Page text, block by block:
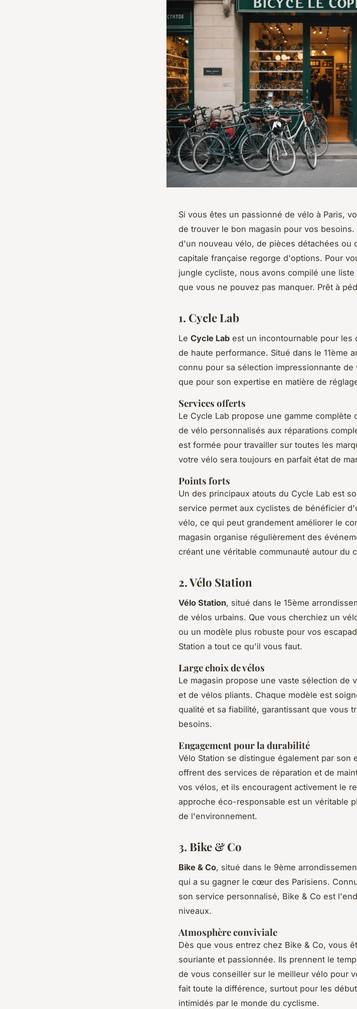
Si vous êtes un passionné de vélo à Paris,
de trouver le bon magasin pour vos
d'un nouveau vélo, de pièces détachées ou
capitale française regorge d'options. Pour
jungle cycliste, nous avons compilé une liste
que vous ne pouvez pas manquer. Prêt à
1. Cycle Lab
Le Cycle Lab est un incontournable pour les
de haute performance. Situé dans le 11ème
connu pour sa sélection impressionnante
que pour son expertise en matière de
Services offerts
Le Cycle Lab propose une gamme
de vélo personnalisés aux réparations
est formée pour travailler sur toutes les
votre vélo sera toujours en parfait état de
Points forts
Un des principaux atouts du Cycle Lab est
service permet aux cyclistes de bénéficier
vélo, ce qui peut grandement améliorer le
magasin organise régulièrement des
créant une véritable communauté autour du
2. Vélo Station
Vélo Station, situé dans le 15ème
de vélos urbains. Que vous cherchiez un
ou un modèle plus robuste pour vos
Station a tout ce qu'il vous faut.
Large choix de vélos
Le magasin propose une vaste sélection de
et de vélos pliants. Chaque modèle est
qualité et sa fiabilité, garantissant que vous
besoins.
Engagement pour la durabilité
Vélo Station se distingue également par son
offrent des services de réparation et de
vos vélos, et ils encouragent activement le
approche éco-responsable est un véritable
de l'environnement.
3. Bike & Co
Bike & Co, situé dans le 9ème
qui a su gagner le cœur des Parisiens.
son service personnalisé, Bike & Co est
niveaux.
Atmosphère conviviale
Dès que vous entrez chez Bike & Co, vous
souriante et passionnée. Ils prennent le
de vous conseiller sur le meilleur vélo pour
fait toute la différence, surtout pour les
intimidés par le monde du cyclisme.